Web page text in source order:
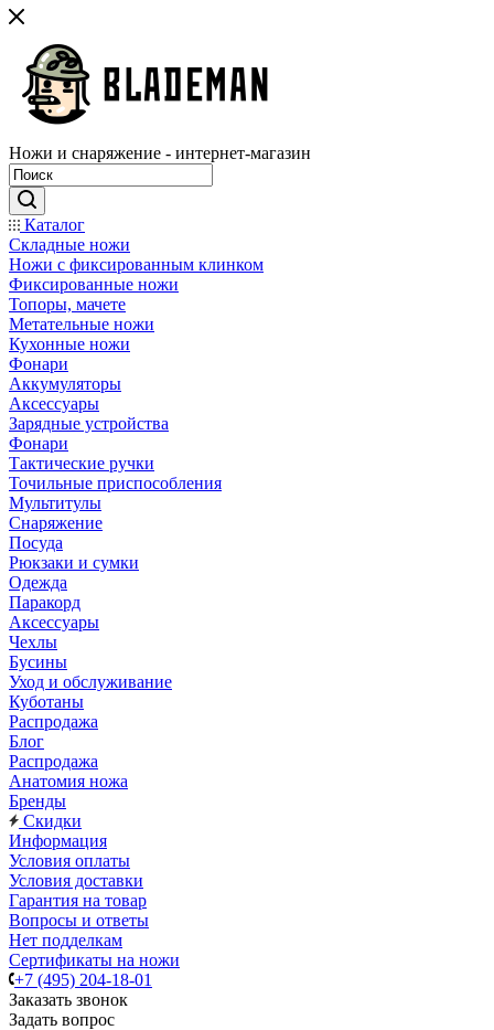
Ножи и снаряжение - интернет-магазин
Каталог
Складные ножи
Ножи с фиксированным клинком
Фиксированные ножи
Топоры, мачете
Метательные ножи
Кухонные ножи
Фонари
Аккумуляторы
Аксессуары
Зарядные устройства
Фонари
Тактические ручки
Точильные приспособления
Мультитулы
Снаряжение
Посуда
Рюкзаки и сумки
Одежда
Паракорд
Аксессуары
Чехлы
Бусины
Уход и обслуживание
Куботаны
Распродажа
Блог
Распродажа
Анатомия ножа
Бренды
Скидки
Информация
Условия оплаты
Условия доставки
Гарантия на товар
Вопросы и ответы
Нет подделкам
Сертификаты на ножи
+7 (495) 204-18-01
Заказать звонок
Задать вопрос